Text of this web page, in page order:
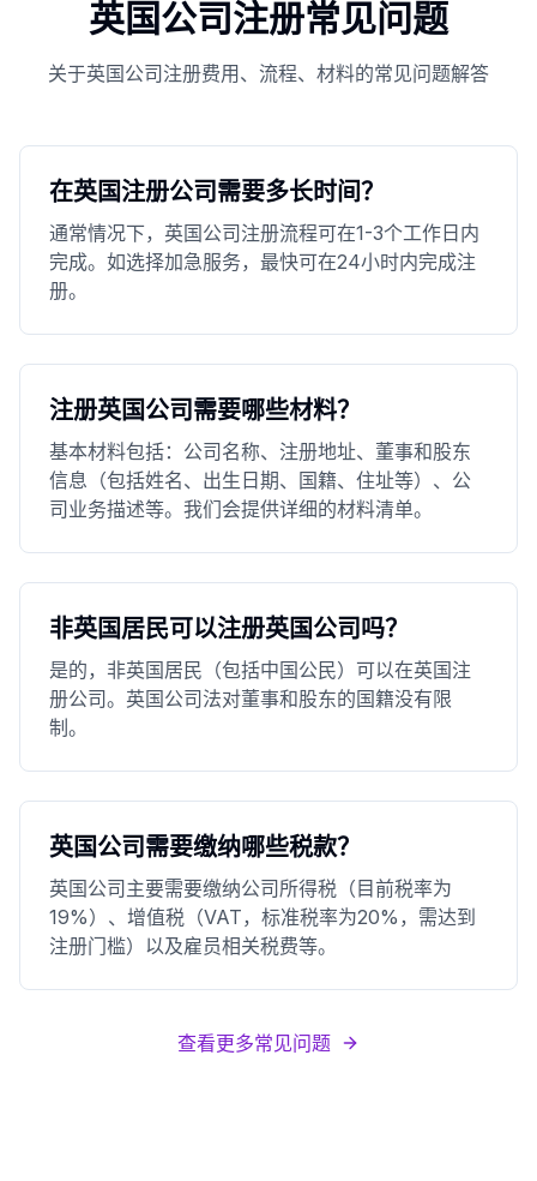
英国公司注册常见问题
关于英国公司注册费用、流程、材料的常见问题解答
在英国注册公司需要多长时间？
通常情况下，英国公司注册流程可在1-3个工作日内
完成。如选择加急服务，最快可在24小时内完成注
册。
注册英国公司需要哪些材料？
基本材料包括：公司名称、注册地址、董事和股东
信息（包括姓名、出生日期、国籍、住址等）、公
司业务描述等。我们会提供详细的材料清单。
非英国居民可以注册英国公司吗？
是的，非英国居民（包括中国公民）可以在英国注
册公司。英国公司法对董事和股东的国籍没有限
制。
英国公司需要缴纳哪些税款？
英国公司主要需要缴纳公司所得税（目前税率为
19%）、增值税（VAT，标准税率为20%，需达到
注册门槛）以及雇员相关税费等。
查看更多常见问题